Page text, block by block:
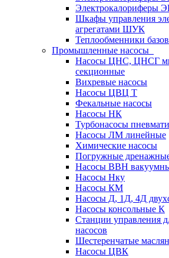
Электрокалориферы
Шкафы управления
агрегатами ШУК
Теплообменники
Промышленные насосы
Насосы ЦНС, ЦНСГ
секционные
Вихревые насосы
Насосы ЦВЦ Т
Фекальные насосы
Насосы НК
Турбонасосы
Насосы ЛМ линейные
Химические насосы
Погружные
Насосы ВВН
Насосы Нку
Насосы КМ
Насосы Д, 1Д, 4Д
Насосы консольные К
Станции управления
насосов
Шестеренчатые
Насосы ЦВК